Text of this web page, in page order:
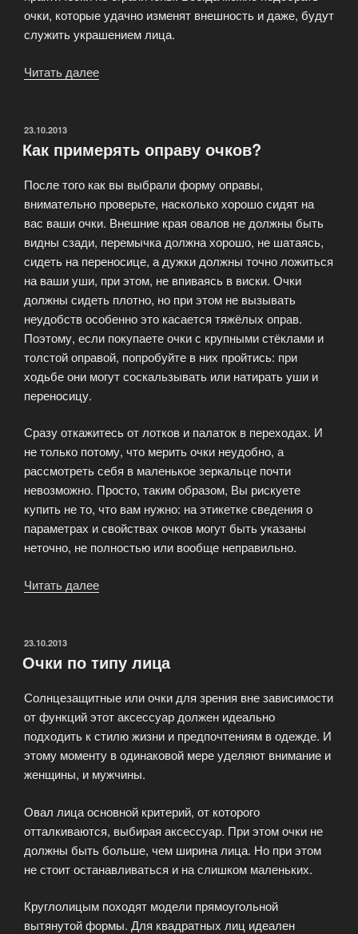
очки, которые удачно изменят внешность и даже, будут
служить украшением лица.
Читать далее
удобную
ОПУБЛИКОВАНО
23.10.2013
Как примерять оправу очков?
После того как вы выбрали форму оправы,
внимательно проверьте, насколько хорошо сидят на
вас ваши очки. Внешние края овалов не должны быть
видны сзади, перемычка должна хорошо, не шатаясь,
сидеть на переносице, а дужки должны точно ложиться
на ваши уши, при этом, не впиваясь в виски. Очки
должны сидеть плотно, но при этом не вызывать
неудобств особенно это касается тяжёлых оправ.
Поэтому, если покупаете очки с крупными стёклами и
толстой оправой, попробуйте в них пройтись: при
ходьбе они могут соскальзывать или натирать уши и
переносицу.
Сразу откажитесь от лотков и палаток в переходах. И
не только потому, что мерить очки неудобно, а
рассмотреть себя в маленькое зеркальце почти
невозможно. Просто, таким образом, Вы рискуете
купить не то, что вам нужно: на этикетке сведения о
параметрах и свойствах очков могут быть указаны
неточно, не полностью или вообще неправильно.
Читать далее
ОПУБЛИКОВАНО
23.10.2013
Очки по типу лица
Солнцезащитные или очки для зрения вне зависимости
от функций этот аксессуар должен идеально
подходить к стилю жизни и предпочтениям в одежде. И
этому моменту в одинаковой мере уделяют внимание и
женщины, и мужчины.
Овал лица основной критерий, от которого
отталкиваются, выбирая аксессуар. При этом очки не
должны быть больше, чем ширина лица. Но при этом
не стоит останавливаться и на слишком маленьких.
Круглолицым походят модели прямоугольной
вытянутой формы. Для квадратных лиц идеален